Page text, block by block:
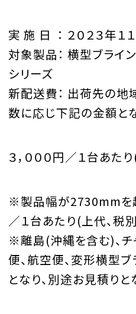
実 施 日 ： ２０２３年１
対象製品： 横型ブライ
シリーズ
新配送費： 出荷先の地
数に応じ下記の金額とな
３，０００円／１台あた
※製品幅が2730mmを
／１台あたり(上代、税
※離島(沖縄を含む)、チ
便、航空便、変形横型
となり、別途お見積りと